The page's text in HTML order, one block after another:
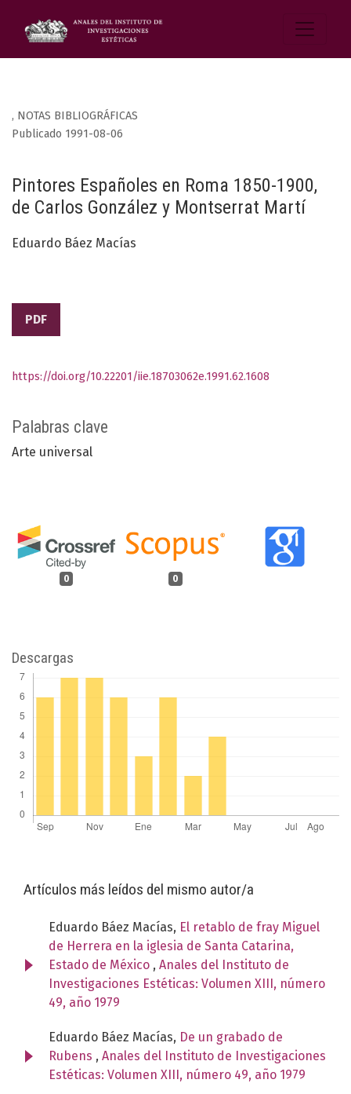
, NOTAS BIBLIOGRÁFICAS
Pintores Españoles en Roma 1850-1900,
de Carlos González y Montserrat Martí
Publicado 1991-08-06
Eduardo Báez Macías
PDF
Palabras clave
Arte universal
0 0
https://doi.org/10.22201/iie.18703062e.1991.62.1608
Descargas
Artículos más leídos del mismo autor/a
Eduardo Báez Macías, El retablo de fray Miguel
de Herrera en la iglesia de Santa Catarina,
Estado de México , Anales del Instituto de
Investigaciones Estéticas: Volumen XIII, número
49, año 1979
Eduardo Báez Macías, De un grabado de
Rubens , Anales del Instituto de Investigaciones
Estéticas: Volumen XIII, número 49, año 1979